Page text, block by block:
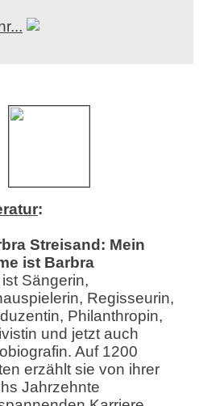
:
Streisand: Mein
ist Barbra
Sängerin,
Regisseurin,
Philanthropin,
und jetzt auch
Auf 1200
erzählt sie von ihrer
Jahrzehnte